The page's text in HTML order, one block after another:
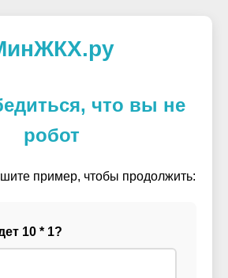
что вы не
робот
пример, чтобы продолжить:
10 * 1?